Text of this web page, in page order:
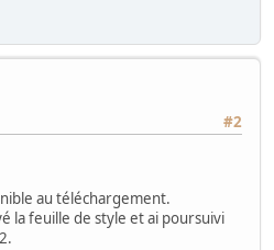
#2
au téléchargement.
la feuille de style et ai poursuivi